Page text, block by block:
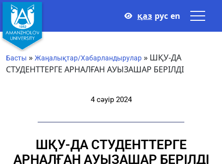
қаз рус en
Басты » Жаңалықтар/Хабарландырулар » ШҚУ-ДА
СТУДЕНТТЕРГЕ АРНАЛҒАН АУЫЗАШАР БЕРІЛДІ
4 сәуір 2024
ШҚУ-ДА СТУДЕНТТЕРГЕ
АРНАЛҒАН АУЫЗАШАР БЕРІЛДІ